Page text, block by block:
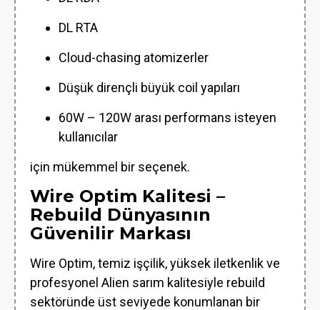
DL RTA
Cloud-chasing atomizerler
Düşük dirençli büyük coil yapıları
60W – 120W arası performans isteyen
kullanıcılar
için mükemmel bir seçenek.
Wire Optim Kalitesi –
Rebuild Dünyasının
Güvenilir Markası
Wire Optim, temiz işçilik, yüksek iletkenlik ve
profesyonel Alien sarım kalitesiyle rebuild
sektöründe üst seviyede konumlanan bir